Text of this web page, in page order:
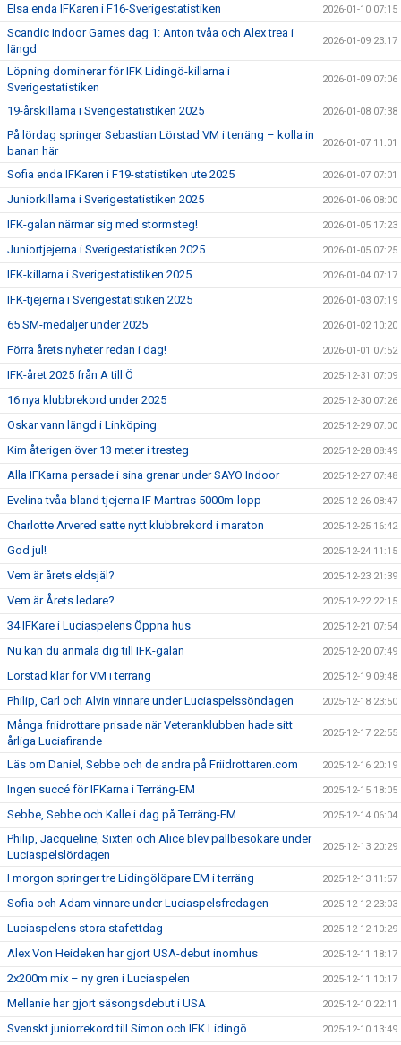
Elsa enda IFKaren i F16-Sverigestatistiken 2026-01-10 07:15
Scandic Indoor Games dag 1: Anton tvåa och Alex trea i
längd
2026-01-09 23:17
Löpning dominerar för IFK Lidingö-killarna i
Sverigestatistiken
2026-01-09 07:06
19-årskillarna i Sverigestatistiken 2025 2026-01-08 07:38
På lördag springer Sebastian Lörstad VM i terräng – kolla in
banan här
2026-01-07 11:01
Sofia enda IFKaren i F19-statistiken ute 2025 2026-01-07 07:01
Juniorkillarna i Sverigestatistiken 2025 2026-01-06 08:00
IFK-galan närmar sig med stormsteg! 2026-01-05 17:23
Juniortjejerna i Sverigestatistiken 2025 2026-01-05 07:25
IFK-killarna i Sverigestatistiken 2025 2026-01-04 07:17
IFK-tjejerna i Sverigestatistiken 2025 2026-01-03 07:19
65 SM-medaljer under 2025 2026-01-02 10:20
Förra årets nyheter redan i dag! 2026-01-01 07:52
IFK-året 2025 från A till Ö 2025-12-31 07:09
16 nya klubbrekord under 2025 2025-12-30 07:26
Oskar vann längd i Linköping 2025-12-29 07:00
Kim återigen över 13 meter i tresteg 2025-12-28 08:49
Alla IFKarna persade i sina grenar under SAYO Indoor 2025-12-27 07:48
Evelina tvåa bland tjejerna IF Mantras 5000m-lopp 2025-12-26 08:47
Charlotte Arvered satte nytt klubbrekord i maraton 2025-12-25 16:42
God jul! 2025-12-24 11:15
Vem är årets eldsjäl? 2025-12-23 21:39
Vem är Årets ledare? 2025-12-22 22:15
34 IFKare i Luciaspelens Öppna hus 2025-12-21 07:54
Nu kan du anmäla dig till IFK-galan 2025-12-20 07:49
Lörstad klar för VM i terräng 2025-12-19 09:48
Philip, Carl och Alvin vinnare under Luciaspelssöndagen 2025-12-18 23:50
Många friidrottare prisade när Veteranklubben hade sitt
årliga Luciafirande
2025-12-17 22:55
Läs om Daniel, Sebbe och de andra på Friidrottaren.com 2025-12-16 20:19
Ingen succé för IFKarna i Terräng-EM 2025-12-15 18:05
Sebbe, Sebbe och Kalle i dag på Terräng-EM 2025-12-14 06:04
Philip, Jacqueline, Sixten och Alice blev pallbesökare under
Luciaspelslördagen
2025-12-13 20:29
I morgon springer tre Lidingölöpare EM i terräng 2025-12-13 11:57
Sofia och Adam vinnare under Luciaspelsfredagen 2025-12-12 23:03
Luciaspelens stora stafettdag 2025-12-12 10:29
Alex Von Heideken har gjort USA-debut inomhus 2025-12-11 18:17
2x200m mix – ny gren i Luciaspelen 2025-12-11 10:17
Mellanie har gjort säsongsdebut i USA 2025-12-10 22:11
Svenskt juniorrekord till Simon och IFK Lidingö 2025-12-10 13:49